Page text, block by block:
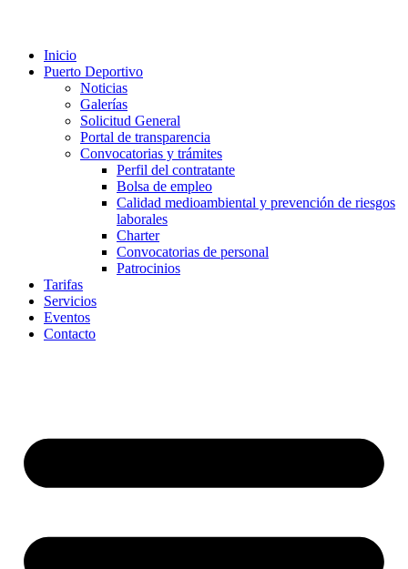
Inicio
Puerto Deportivo
Noticias
Galerías
Solicitud General
Portal de transparencia
Convocatorias y trámites
Perfil del contratante
Bolsa de empleo
Calidad medioambiental y prevención de riesgos
laborales
Charter
Convocatorias de personal
Patrocinios
Tarifas
Servicios
Eventos
Contacto